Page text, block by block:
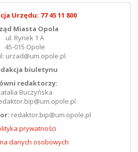
Urzędu: 77 45 11 800
Miasta Opola
ul. Rynek 1 A
45-015 Opole
urzad@um.opole.pl
biuletynu
redaktorzy:
Buczyńska
redaktor.bip@um.opole.pl
prywatności
danych osobowych